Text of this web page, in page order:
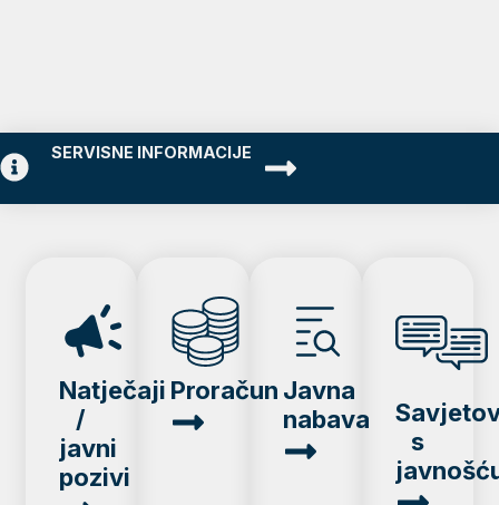
SERVISNE INFORMACIJE
Natječaji
/
javni
pozivi
Proračun Javna
nabava
s